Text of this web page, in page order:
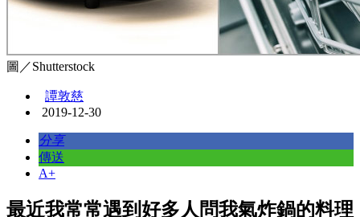
圖／Shutterstock
譚敦慈
2019-12-30
分享
傳送
A+
最近我常常遇到好多人問我氣炸鍋的料理